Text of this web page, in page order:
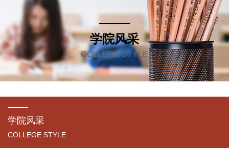
学院风采
COLLEGE STYLE
学院风采
COLLEGE STYLE